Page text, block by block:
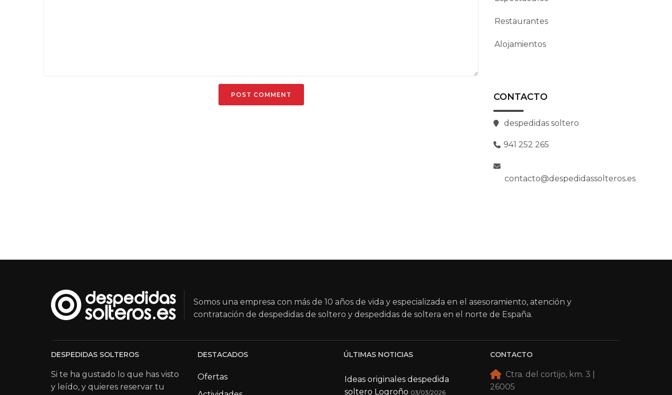
Restaurantes
Alojamientos
CONTACTO
despedidas soltero
941 252 265
contacto@despedidassolteros.es
Somos una empresa con más de 10 años de vida y especializada en el asesoramiento, atención y
contratación de despedidas de soltero y despedidas de soltera en el norte de España.
DESPEDIDAS SOLTEROS
Si te ha gustado lo que has visto
y leído, y quieres reservar tu
DESTACADOS
Ofertas
ÚLTIMAS NOTICIAS
Ideas originales despedida
soltero Logroño 03/03/2026
CONTACTO
Ctra. del cortijo, km. 3 |
26005